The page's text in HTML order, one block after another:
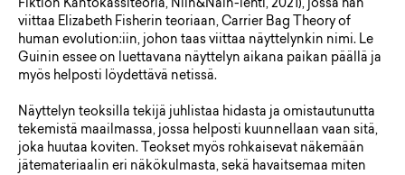
Fiktion Kantokassiteoria, Niin&Näin-lehti, 2021), jossa hän
viittaa Elizabeth Fisherin teoriaan, Carrier Bag Theory of
human evolution:iin, johon taas viittaa näyttelynkin nimi. Le
Guinin essee on luettavana näyttelyn aikana paikan päällä ja
myös helposti löydettävä netissä.
Näyttelyn teoksilla tekijä juhlistaa hidasta ja omistautunutta
tekemistä maailmassa, jossa helposti kuunnellaan vaan sitä,
joka huutaa koviten. Teokset myös rohkaisevat näkemään
jätemateriaalin eri näkökulmasta, sekä havaitsemaa miten